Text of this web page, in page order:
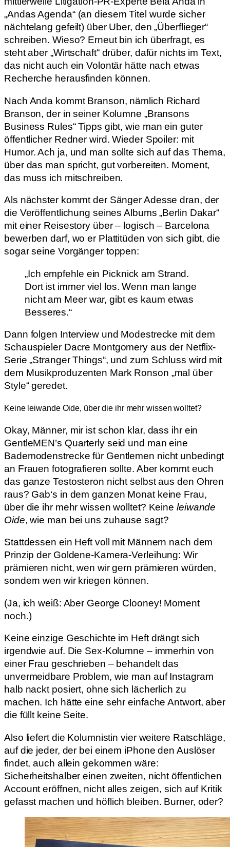
„Andas Agenda“ (an diesem Titel wurde sicher
nächtelang gefeilt) über Uber, den „Überflieger“
schreiben. Wieso? Erneut bin ich überfragt, es
steht aber „Wirtschaft“ drüber, dafür nichts im Text,
das nicht auch ein Volontär hätte nach etwas
Recherche herausfinden können.
Nach Anda kommt Branson, nämlich Richard
Branson, der in seiner Kolumne „Bransons
Business Rules“ Tipps gibt, wie man ein guter
öffentlicher Redner wird. Wieder Spoiler: mit
Humor. Ach ja, und man sollte sich auf das Thema,
über das man spricht, gut vorbereiten. Moment,
das muss ich mitschreiben.
Als nächster kommt der Sänger Adesse dran, der
die Veröffentlichung seines Albums „Berlin Dakar“
mit einer Reisestory über – logisch – Barcelona
bewerben darf, wo er Plattitüden von sich gibt, die
sogar seine Vorgänger toppen:
„Ich empfehle ein Picknick am Strand.
Dort ist immer viel los. Wenn man lange
nicht am Meer war, gibt es kaum etwas
Besseres.“
Dann folgen Interview und Modestrecke mit dem
Schauspieler Dacre Montgomery aus der Netflix-
Serie „Stranger Things“, und zum Schluss wird mit
dem Musikproduzenten Mark Ronson „mal über
Style“ geredet.
Keine leiwande Oide, über die ihr mehr wissen wolltet?
Okay, Männer, mir ist schon klar, dass ihr ein
GentleMEN’s Quarterly seid und man eine
Bademodenstrecke für Gentlemen nicht unbedingt
an Frauen fotografieren sollte. Aber kommt euch
das ganze Testosteron nicht selbst aus den Ohren
raus? Gab‘s in dem ganzen Monat keine Frau,
über die ihr mehr wissen wolltet? Keine leiwande
Oide, wie man bei uns zuhause sagt?
Stattdessen ein Heft voll mit Männern nach dem
Prinzip der Goldene-Kamera-Verleihung: Wir
prämieren nicht, wen wir gern prämieren würden,
sondern wen wir kriegen können.
(Ja, ich weiß: Aber George Clooney! Moment
noch.)
Keine einzige Geschichte im Heft drängt sich
irgendwie auf. Die Sex-Kolumne – immerhin von
einer Frau geschrieben – behandelt das
unvermeidbare Problem, wie man auf Instagram
halb nackt posiert, ohne sich lächerlich zu
machen. Ich hätte eine sehr einfache Antwort, aber
die füllt keine Seite.
Also liefert die Kolumnistin vier weitere Ratschläge,
auf die jeder, der bei einem iPhone den Auslöser
findet, auch allein gekommen wäre:
Sicherheitshalber einen zweiten, nicht öffentlichen
Account eröffnen, nicht alles zeigen, sich auf Kritik
gefasst machen und höflich bleiben. Burner, oder?